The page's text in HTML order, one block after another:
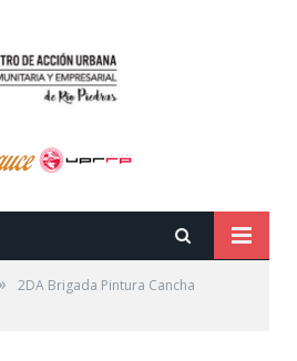
2DA Brigada Pintura Cancha